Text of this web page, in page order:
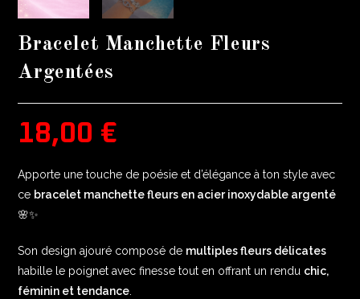
Bracelet Manchette Fleurs
Argentées
18,00 €
Apporte une touche de poésie et d’élégance à ton style avec
ce bracelet manchette fleurs en acier inoxydable argenté
🌸✨
Son design ajouré composé de multiples fleurs délicates
habille le poignet avec finesse tout en offrant un rendu chic,
féminin et tendance.